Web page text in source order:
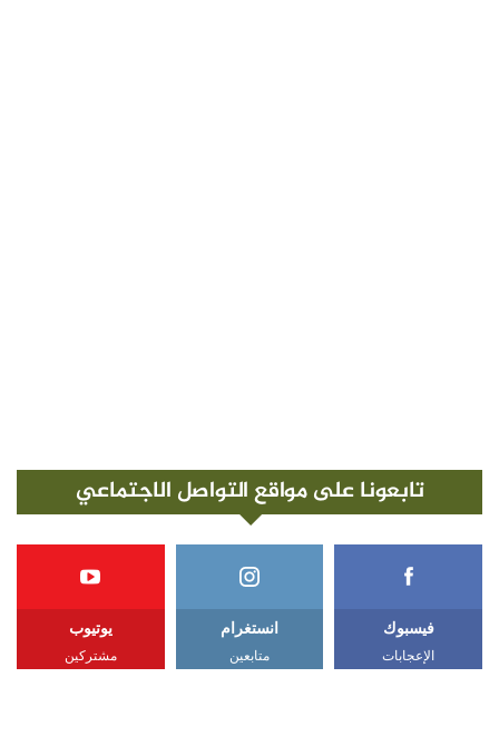
تابعونا على مواقع التواصل الاجتماعي
فيسبوك
الإعجابات
انستغرام
متابعين
يوتيوب
مشتركين